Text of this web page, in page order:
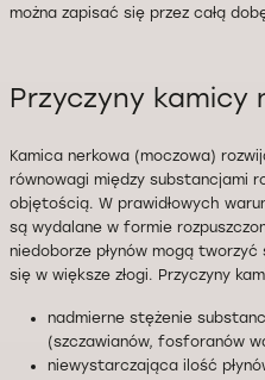
można zapisać się przez całą
Przyczyny kamicy
Kamica nerkowa (moczowa)
równowagi między substancjami
objętością. W prawidłowych
są wydalane w formie
niedoborze płynów mogą tworzyć
się w większe złogi. Przyczyny
nadmierne stężenie
(szczawianów, fosforanów
niewystarczająca ilość